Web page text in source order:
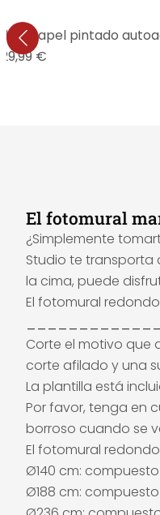
- Papel pintado
29,99 €
El fotomural
¿Simplemente
Studio te transporta
la cima, puede
El fotomural
Corte el motivo que
corte afilado y una
La plantilla está
Por favor, tenga en
borroso cuando se
El fotomural
Ø140 cm:
Ø188 cm: